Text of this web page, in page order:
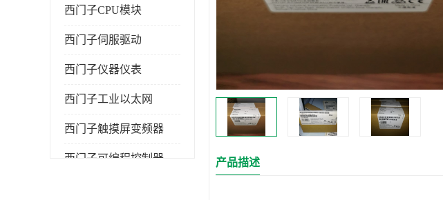
西门子CPU模块
西门子伺服驱动
西门子仪器仪表
西门子工业以太网
西门子触摸屏变频器
西门子可编程控制器 产品描述